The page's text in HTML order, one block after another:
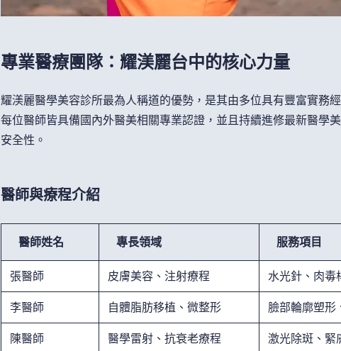
專業醫療團隊：耀渼麗台中的核心力量
耀渼麗醫學美容診所最為人稱道的優勢，是其由多位具有豐富實務
每位醫師皆具備國內外醫美相關專業認證，並且持續進修最新醫學
安全性。
醫師與療程介紹
醫師姓名 專長領域 服務項目
張醫師 皮膚美容、注射療程
水光針、肉毒
李醫師
自體脂肪移植、微整形
臉部輪廓塑形
陳醫師
醫學雷射、抗衰老療程 激光除斑、緊